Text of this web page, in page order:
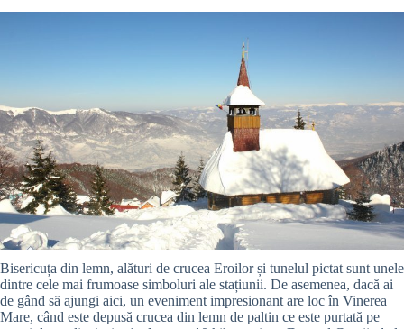
Bisericuța din lemn, alături de crucea Eroilor și tunelul pictat sunt unele
dintre cele mai frumoase simboluri ale stațiunii. De asemenea, dacă ai
de gând să ajungi aici, un eveniment impresionant are loc în Vinerea
Mare, când este depusă crucea din lemn de paltin ce este purtată pe